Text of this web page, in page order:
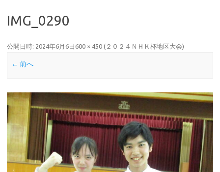
IMG_0290
公開日時: 2024年6月6日 600 × 450 ( ２０２４ＮＨＫ杯地区大会)
← 前へ